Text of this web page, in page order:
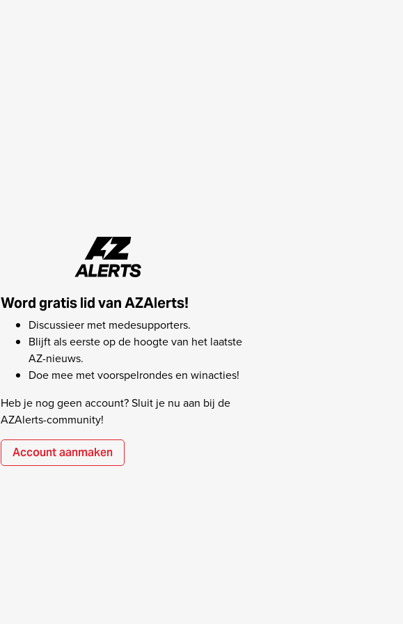
Word gratis lid van AZAlerts!
Discussieer met medesupporters.
Blijft als eerste op de hoogte van het laatste
AZ-nieuws.
Doe mee met voorspelrondes en winacties!
Heb je nog geen account? Sluit je nu aan bij de
AZAlerts-community!
Account aanmaken